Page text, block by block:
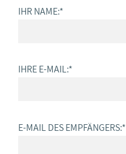
IHR NAME:*
IHRE E-MAIL:*
E-MAIL DES EMPFÄNGERS:*